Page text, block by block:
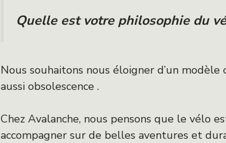
Quelle est votre philosophie du
Nous souhaitons nous éloigner d’un
aussi obsolescence .
Chez Avalanche, nous pensons que le vélo
accompagner sur de belles aventures et